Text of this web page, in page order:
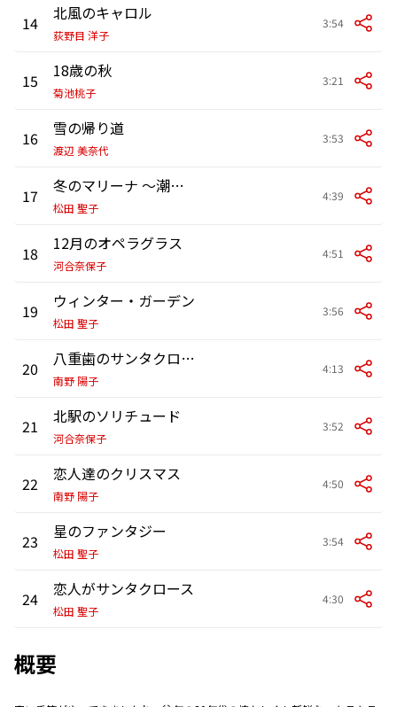
14 北風のキャロル
荻野目 洋子
3:54
15 18歳の秋
菊池桃子
3:21
16 雪の帰り道
渡辺 美奈代
3:53
17 冬のマリーナ 〜潮風に乗せて
松田 聖子
4:39
18 12月のオペラグラス
河合奈保子
4:51
19 ウィンター・ガーデン
松田 聖子
3:56
20 八重歯のサンタクロース
南野 陽子
4:13
21 北駅のソリチュード
河合奈保子
3:52
22 恋人達のクリスマス
南野 陽子
4:50
23 星のファンタジー
松田 聖子
3:54
24 恋人がサンタクロース
松田 聖子
4:30
概要